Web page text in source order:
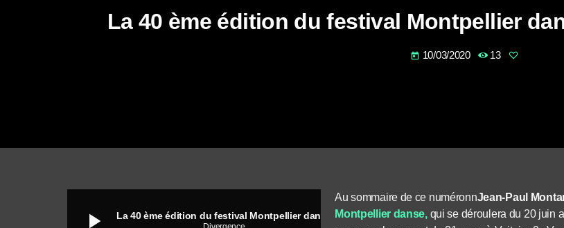
La 40 ème édition du festival Montpellier
today 10/03/2020 13
play_arrow
Au sommaire de ce numéronnJean-Paul
Montpellier danse,qui se déroulera du 20 juin